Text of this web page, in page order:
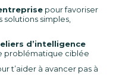
pour favoriser
solutions simples,
d’intelligence
problématique ciblée
t’aider à avancer pas à